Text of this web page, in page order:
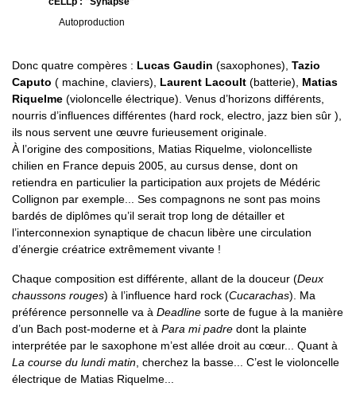
Autoproduction
Donc quatre compères : Lucas Gaudin (saxophones), Tazio
Caputo ( machine, claviers), Laurent Lacoult (batterie), Matias
Riquelme (violoncelle électrique). Venus d’horizons différents,
nourris d’influences différentes (hard rock, electro, jazz bien sûr ),
ils nous servent une œuvre furieusement originale.
À l’origine des compositions, Matias Riquelme, violoncelliste
chilien en France depuis 2005, au cursus dense, dont on
retiendra en particulier la participation aux projets de Médéric
Collignon par exemple... Ses compagnons ne sont pas moins
bardés de diplômes qu’il serait trop long de détailler et
l’interconnexion synaptique de chacun libère une circulation
d’énergie créatrice extrêmement vivante !
Chaque composition est différente, allant de la douceur (Deux
chaussons rouges) à l’influence hard rock (Cucarachas). Ma
préférence personnelle va à Deadline sorte de fugue à la manière
d’un Bach post-moderne et à Para mi padre dont la plainte
interprétée par le saxophone m’est allée droit au cœur... Quant à
La course du lundi matin , cherchez la basse... C’est le violoncelle
électrique de Matias Riquelme...